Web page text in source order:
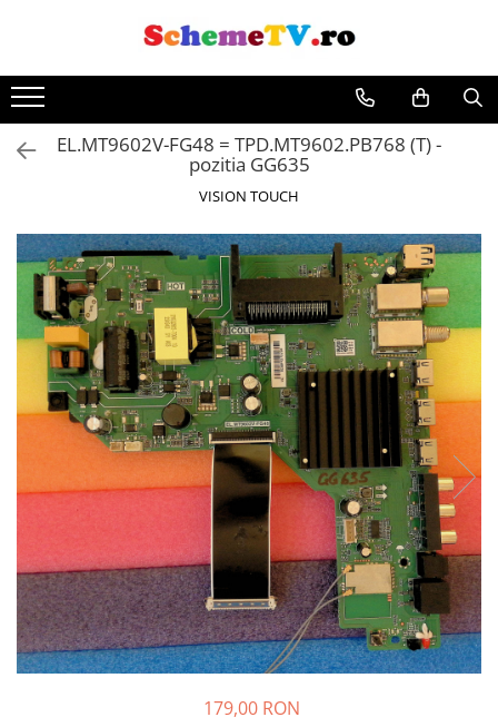
EL.MT9602V-FG48 = TPD.MT9602.PB768 (T) -
pozitia GG635
VISION TOUCH
179,00 RON